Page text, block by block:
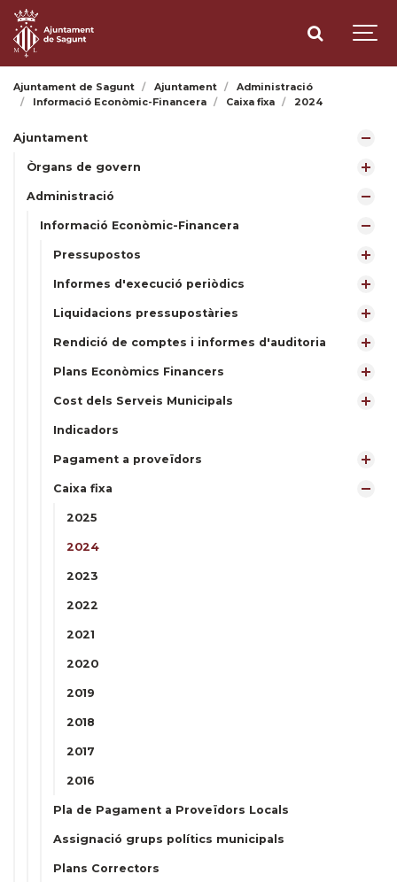
Ajuntament de Sagunt Ajuntament
Administració
Informació Econòmic-Financera
Caixa fixa 2024
Ajuntament
Òrgans de govern
Administració
Informació Econòmic-Financera
Pressupostos
Informes d'execució periòdics
Liquidacions pressupostàries
Rendició de comptes i informes d'auditoria
Plans Econòmics Financers
Cost dels Serveis Municipals
Indicadors
Pagament a proveïdors
Caixa fixa
2025
2024
2023
2022
2021
2020
2019
2018
2017
2016
Pla de Pagament a Proveïdors Locals
Assignació grups polítics municipals
Plans Correctors